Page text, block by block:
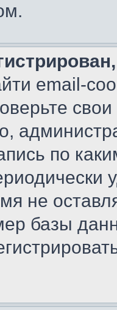
email-
по
не
базы